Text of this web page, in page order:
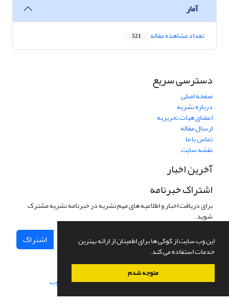
این وب سایت از کوکی ها برای اطمینان از ارائه بهترین
خدمات استفاده می کند.
متوجه شدم
آمار
تعداد مشاهده مقاله 521
دسترسی سریع
صفحه اصلی
درباره نشریه
اعضای هیات تحریریه
ارسال مقاله
تماس با ما
نقشه سایت
آخرین اخبار
اشتراک خبرنامه
برای دریافت اخبار و اطلاعیه های مهم نشریه در خبرنامه نشریه مشترک
شوید.
اشتراک
سامانه مدیریت نشریات علمی.طراحی و پیاده سازی از سیناوب